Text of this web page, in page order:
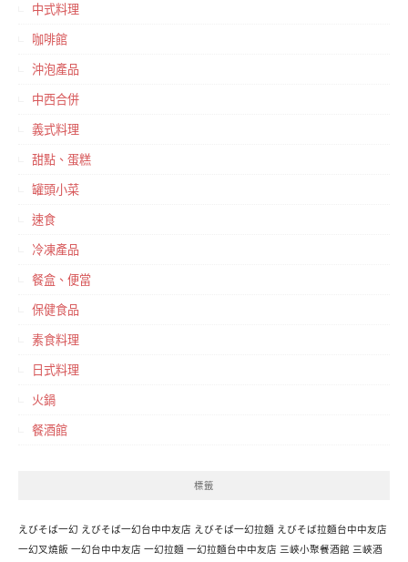
中式料理
咖啡館
沖泡產品
中西合併
義式料理
甜點、蛋糕
罐頭小菜
速食
冷凍產品
餐盒、便當
保健食品
素食料理
日式料理
火鍋
餐酒館
標籤
えびそば一幻 えびそば一幻台中中友店 えびそば一幻拉麵 えびそば拉麵台中中友店
一幻叉燒飯 一幻台中中友店 一幻拉麵 一幻拉麵台中中友店 三峽小聚餐酒館 三峽酒